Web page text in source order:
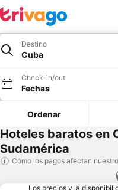
Destino
Cuba
Check-in/out
Fechas
Ordenar
Hoteles baratos en
Sudamérica
Cómo los pagos afectan
Los precios y la